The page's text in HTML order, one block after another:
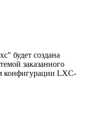
будет создана
заказанного
конфигурации LXC-